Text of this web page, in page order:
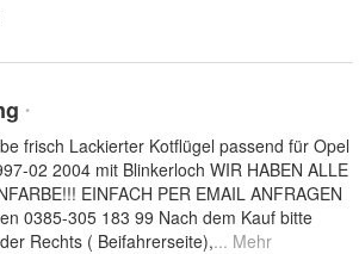
*
frisch Lackierter Kotflügel passend für Opel
02 2004 mit Blinkerloch WIR HABEN ALLE
EINFACH PER EMAIL ANFRAGEN
0385-305 183 99 Nach dem Kauf bitte
Rechts ( Beifahrerseite),... Mehr